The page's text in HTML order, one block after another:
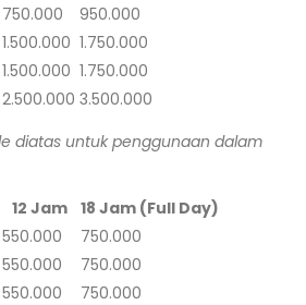
750.000
950.000
1.500.000 1.750.000
1.500.000 1.750.000
2.500.000 3.500.000
diatas untuk penggunaan dalam
12 Jam
18 Jam (Full Day)
550.000
750.000
550.000
750.000
550.000
750.000